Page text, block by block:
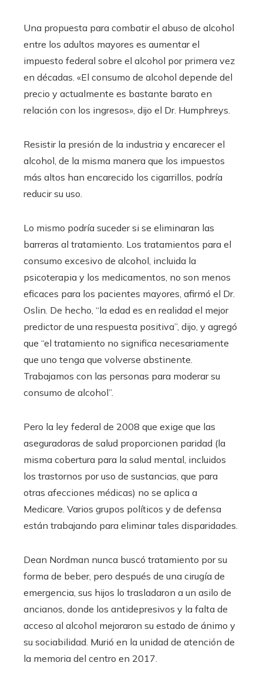
Una propuesta para combatir el abuso de alcohol
entre los adultos mayores es aumentar el
impuesto federal sobre el alcohol por primera vez
en décadas. «El consumo de alcohol depende del
precio y actualmente es bastante barato en
relación con los ingresos», dijo el Dr. Humphreys.
Resistir la presión de la industria y encarecer el
alcohol, de la misma manera que los impuestos
más altos han encarecido los cigarrillos, podría
reducir su uso.
Lo mismo podría suceder si se eliminaran las
barreras al tratamiento. Los tratamientos para el
consumo excesivo de alcohol, incluida la
psicoterapia y los medicamentos, no son menos
eficaces para los pacientes mayores, afirmó el Dr.
Oslin. De hecho, “la edad es en realidad el mejor
predictor de una respuesta positiva”, dijo, y agregó
que “el tratamiento no significa necesariamente
que uno tenga que volverse abstinente.
Trabajamos con las personas para moderar su
consumo de alcohol”.
Pero la ley federal de 2008 que exige que las
aseguradoras de salud proporcionen paridad (la
misma cobertura para la salud mental, incluidos
los trastornos por uso de sustancias, que para
otras afecciones médicas) no se aplica a
Medicare. Varios grupos políticos y de defensa
están trabajando para eliminar tales disparidades.
Dean Nordman nunca buscó tratamiento por su
forma de beber, pero después de una cirugía de
emergencia, sus hijos lo trasladaron a un asilo de
ancianos, donde los antidepresivos y la falta de
acceso al alcohol mejoraron su estado de ánimo y
su sociabilidad. Murió en la unidad de atención de
la memoria del centro en 2017.